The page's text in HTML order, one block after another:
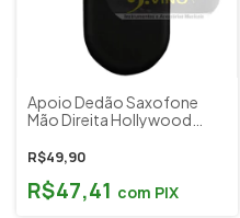
Apoio Dedão Saxofone
Mão Direita Hollywood
R$49,90
R$47,41 com PIX